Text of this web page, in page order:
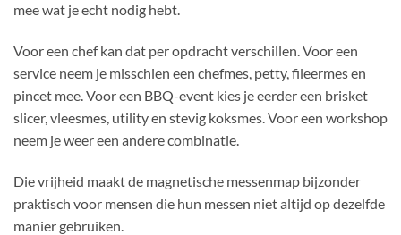
mee wat je echt nodig hebt.
Voor een chef kan dat per opdracht verschillen. Voor een
service neem je misschien een chefmes, petty, fileermes en
pincet mee. Voor een BBQ-event kies je eerder een brisket
slicer, vleesmes, utility en stevig koksmes. Voor een workshop
neem je weer een andere combinatie.
Die vrijheid maakt de magnetische messenmap bijzonder
praktisch voor mensen die hun messen niet altijd op dezelfde
manier gebruiken.